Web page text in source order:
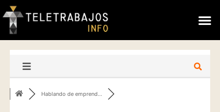
Hablando de emprend...